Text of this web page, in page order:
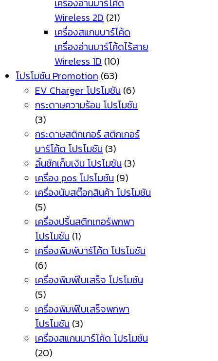
เครื่องอ่านบาร์โค้ด
Wireless 2D (21)
เครื่องสแกนบาร์โค้ด
เครื่องอ่านบาร์โค้ดไร้สาย
Wireless 1D (10)
โปรโมชัน Promotion (63)
EV Charger โปรโมชัน (6)
กระดาษความร้อน โปรโมชัน
(3)
กระดาษสติกเกอร์ สติกเกอร์
บาร์โค้ด โปรโมชัน (3)
ลิ้นชักเก็บเงิน โปรโมชัน (3)
เครื่อง pos โปรโมชัน (9)
เครื่องนับสต๊อกสินค้า โปรโมชัน
(5)
เครื่องปริ้นสติกเกอร์พกพา
โปรโมชัน (1)
เครื่องพิมพ์บาร์โค้ด โปรโมชัน
(6)
เครื่องพิมพ์ใบเสร็จ โปรโมชัน
(5)
เครื่องพิมพ์ใบเสร็จพกพา
โปรโมชัน (3)
เครื่องสแกนบาร์โค้ด โปรโมชัน
(20)